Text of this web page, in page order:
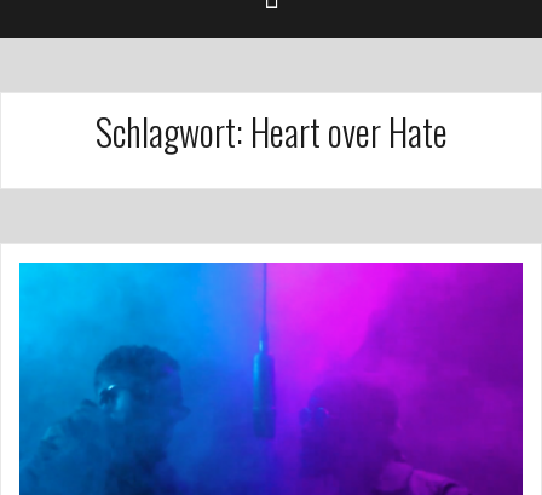
Schlagwort: Heart over Hate